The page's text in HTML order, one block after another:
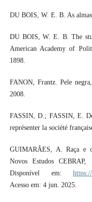
DU BOIS, W. E. B. As almas
DU BOIS, W. E. B. The
American Academy of
1898.
FANON, Frantz. Pele
2008.
FASSIN, D.; FASSIN, E.
représenter la société
GUIMARÃES, A. Raça e
Novos Estudos
Disponível em:
Acesso em: 4 jun. 2025.